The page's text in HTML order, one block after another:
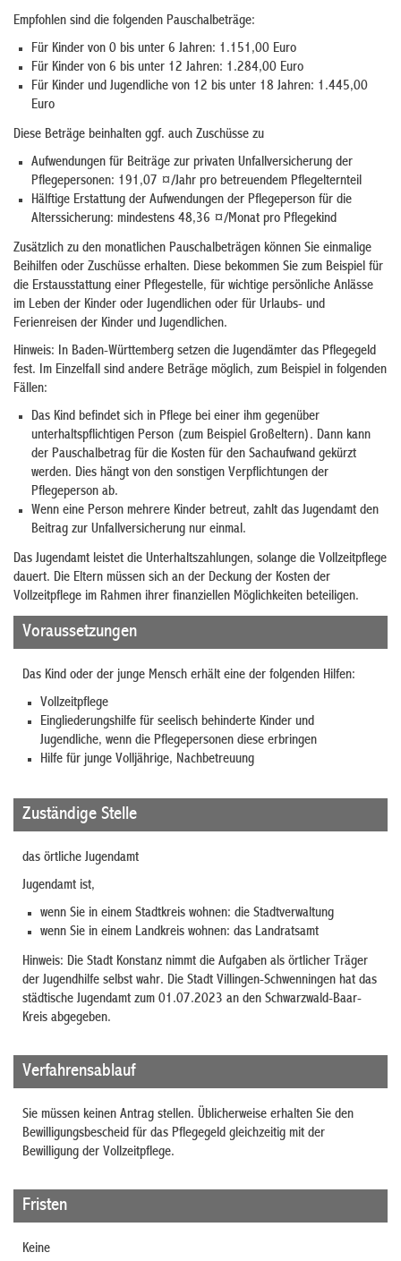
Empfohlen sind die folgenden Pauschalbeträge:
Für Kinder von 0 bis unter 6 Jahren: 1.151,00 Euro
Für Kinder von 6 bis unter 12 Jahren: 1.284,00 Euro
Für Kinder und Jugendliche von 12 bis unter 18 Jahren: 1.445,00
Euro
Diese Beträge beinhalten ggf. auch Zuschüsse zu
Aufwendungen für Beiträge zur privaten Unfallversicherung der
Pflegepersonen: 191,07 ¤/Jahr pro betreuendem Pflegelternteil
Hälftige Erstattung der Aufwendungen der Pflegeperson für die
Alterssicherung: mindestens 48,36 ¤/Monat pro Pflegekind
Zusätzlich zu den monatlichen Pauschalbeträgen können Sie einmalige
Beihilfen oder Zuschüsse erhalten. Diese bekommen Sie zum Beispiel für
die Erstausstattung einer Pflegestelle, für wichtige persönliche Anlässe
im Leben der Kinder oder Jugendlichen oder für Urlaubs- und
Ferienreisen der Kinder und Jugendlichen.
Hinweis: In Baden-Württemberg setzen die Jugendämter das Pflegegeld
fest. Im Einzelfall sind andere Beträge möglich, zum Beispiel in folgenden
Fällen:
Das Kind befindet sich in Pflege bei einer ihm gegenüber
unterhaltspflichtigen Person (zum Beispiel Großeltern). Dann kann
der Pauschalbetrag für die Kosten für den Sachaufwand gekürzt
werden. Dies hängt von den sonstigen Verpflichtungen der
Pflegeperson ab.
Wenn eine Person mehrere Kinder betreut, zahlt das Jugendamt den
Beitrag zur Unfallversicherung nur einmal.
Das Jugendamt leistet die Unterhaltszahlungen, solange die Vollzeitpflege
dauert. Die Eltern müssen sich an der Deckung der Kosten der
Vollzeitpflege im Rahmen ihrer finanziellen Möglichkeiten beteiligen.
Voraussetzungen
Das Kind oder der junge Mensch erhält eine der folgenden Hilfen:
Vollzeitpflege
Eingliederungshilfe für seelisch behinderte Kinder und
Jugendliche, wenn die Pflegepersonen diese erbringen
Hilfe für junge Volljährige, Nachbetreuung
Zuständige Stelle
das örtliche Jugendamt
Jugendamt ist,
wenn Sie in einem Stadtkreis wohnen: die Stadtverwaltung
wenn Sie in einem Landkreis wohnen: das Landratsamt
Hinweis: Die Stadt Konstanz nimmt die Aufgaben als örtlicher Träger
der Jugendhilfe selbst wahr. Die Stadt Villingen-Schwenningen hat das
städtische Jugendamt zum 01.07.2023 an den Schwarzwald-Baar-
Kreis abgegeben.
Verfahrensablauf
Sie müssen keinen Antrag stellen. Üblicherweise erhalten Sie den
Bewilligungsbescheid für das Pflegegeld gleichzeitig mit der
Bewilligung der Vollzeitpflege.
Fristen
Keine